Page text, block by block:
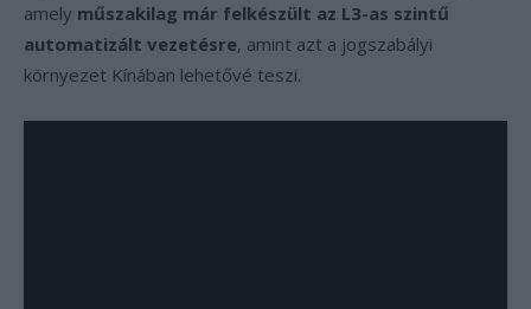
amely műszakilag már felkészült az L3-as szintű
automatizált vezetésre, amint azt a jogszabályi
környezet Kínában lehetővé teszi.